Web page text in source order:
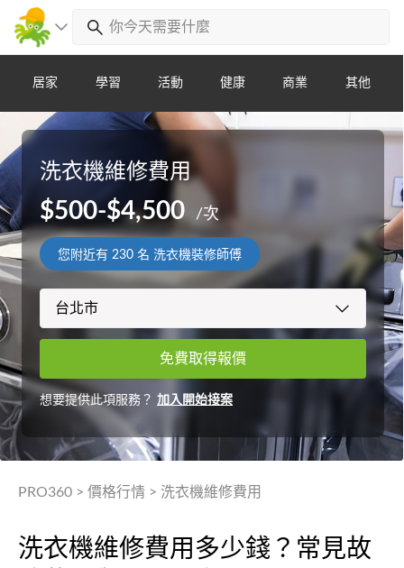
居家 學習 活動 健康 商業 其他
洗衣機維修費用
$500-$4,500 /次
您附近有230 名 洗衣機裝修師傅
免費取得報價
想要提供此項服務？加入開始接案
PRO360 > 價格行情 > 洗衣機維修費用
洗衣機維修費用多少錢？常見故